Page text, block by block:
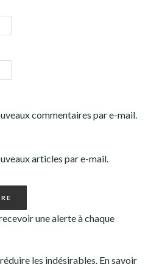
commentaires par e-mail.
articles par e-mail.
une alerte à chaque
les indésirables. En savoir